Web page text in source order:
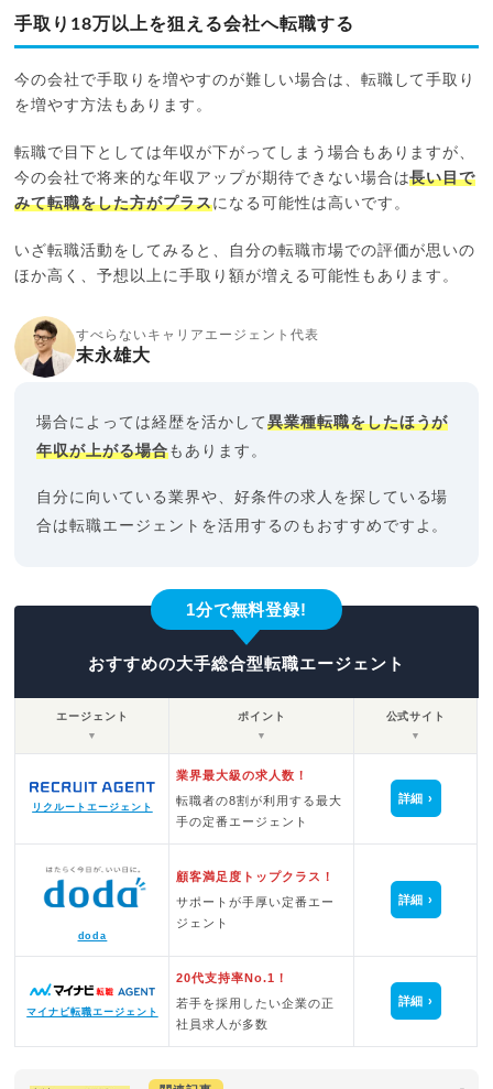
手取り18万以上を狙える会社へ転職する
今の会社で手取りを増やすのが難しい場合は、転職して手取り
を増やす方法もあります。
転職で目下としては年収が下がってしまう場合もありますが、
今の会社で将来的な年収アップが期待できない場合は長い目で
みて転職をした方がプラスになる可能性は高いです。
いざ転職活動をしてみると、自分の転職市場での評価が思いの
ほか高く、予想以上に手取り額が増える可能性もあります。
すべらないキャリアエージェント代表
末永雄大
場合によっては経歴を活かして 異業種転職をしたほうが
年収が上がる場合もあります。
自分に向いている業界や、好条件の求人を探している場
合は転職エージェントを活用するのもおすすめですよ。
1分で無料登録!
おすすめの大手総合型転職エージェント
エージェント
▼
ポイント
▼
公式サイト
▼
リクルートエージェント
業界最大級の求人数！
転職者の8割が利用する最大
手の定番エージェント
詳細
doda
顧客満足度トップクラス！
サポートが手厚い定番エー
ジェント
詳細
マイナビ転職エージェント
20代支持率No.1！
若手を採用したい企業の正
社員求人が多数
詳細